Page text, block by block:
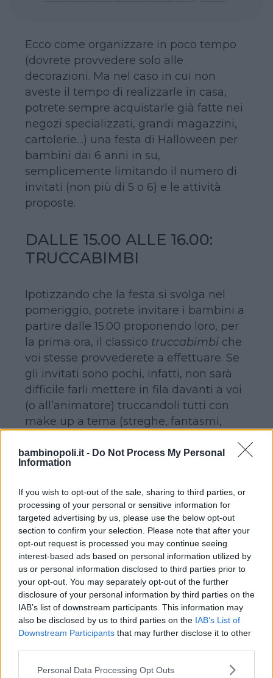
bambinopoli.it - Do Not Process My Personal
Information
If you wish to opt-out of the sale, sharing to third parties, or
processing of your personal or sensitive information for
targeted advertising by us, please use the below opt-out
section to confirm your selection. Please note that after your
opt-out request is processed you may continue seeing
interest-based ads based on personal information utilized by
us or personal information disclosed to third parties prior to
your opt-out. You may separately opt-out of the further
disclosure of your personal information by third parties on the
IAB’s list of downstream participants. This information may
also be disclosed by us to third parties on the IAB’s List of
Downstream Participants that may further disclose it to other
Please note that this website/app uses one or more Google
Personal Data Processing Opt Outs
Ecco come organizzare in poco tempo
(dovrete provvedere solo alle
decorazioni. Ma nel caso in cui non
aveste il tempo di realizzarle in casa,
potrete sempre acquistarle già fatte nei
negozi specializzati, grandi magazzini,
cartolerie…) una festa di Halloween per
bambini dai 6 anni in su,
semplicemente limitando il numero di
invitati (non più di 5 o 6) e le attività
proposte.
DALLE 15.00 ALLE 16.00:
TRUCCABIMBI
Ipotizzando che la festa si svolga nel
pomeriggio, potrete invitare i bambini a
partire dalle 15.00 proponendo loro, per
la prima ora, il classico truccabimbiche
voi stesse provvederete a effettuare. Se
gli invitati sono pochi, infatti, non sarà
difficile farli mettere in fila davanti a voi
(o all’animatore) truccandoli tutti con
make up a tema (streghe, fantasmi,
Eventualmente, potreste anche pensare
di omaggiare tutti i bimbi presenti con
potranno portare a casa al termine della
festa.
DALLE 16.00 ALLE 17.30:
DOLCETTO O
SCHERZETTO?
Terminata l’attività ditruccabimbi
proponete ai piccoli l’attività più classica